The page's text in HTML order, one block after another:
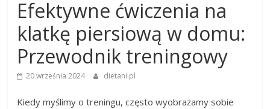
Efektywne ćwiczenia na
klatkę piersiową w domu:
Przewodnik treningowy
20 września 2024 dietani.pl
Kiedy myślimy o treningu, często wyobrażamy sobie